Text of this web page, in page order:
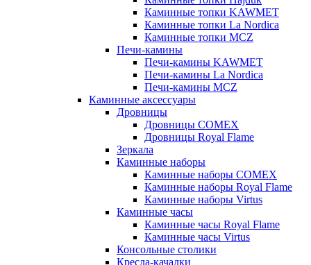
Каминные топки KAWMET
Каминные топки La Nordica
Каминные топки MCZ
Печи-камины
Печи-камины KAWMET
Печи-камины La Nordica
Печи-камины MCZ
Каминные аксессуары
Дровницы
Дровницы COMEX
Дровницы Royal Flame
Зеркала
Каминные наборы
Каминные наборы COMEX
Каминные наборы Royal Flame
Каминные наборы Virtus
Каминные часы
Каминные часы Royal Flame
Каминные часы Virtus
Консольные столики
Кресла-качалки